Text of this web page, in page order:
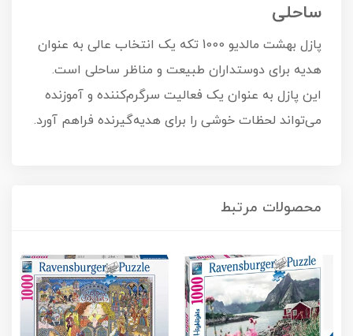
ساحلی
پازل بهشت مالدیو 1000 تکه یک انتخاب عالی به عنوان
هدیه برای دوستداران طبیعت و مناظر ساحلی است.
این پازل به عنوان یک فعالیت سرگرم‌کننده و آموزنده
می‌تواند لحظات خوشی را برای هدیه‌گیرنده فراهم آورد.
محصولات مرتبط